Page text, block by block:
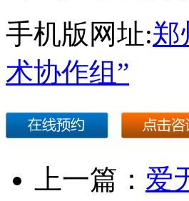
手机版网址:郑
术协作组”
上一篇： 爱